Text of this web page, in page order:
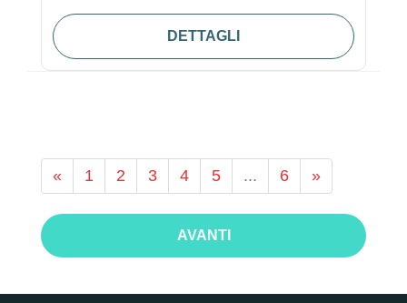
DETTAGLI
« 1 2 3 4 5 ... 6 »
AVANTI